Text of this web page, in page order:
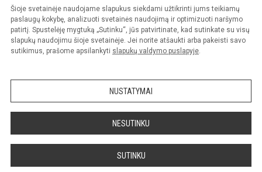
Šioje svetainėje naudojame slapukus siekdami užtikrinti jums teikiamų
paslaugų kokybę, analizuoti svetainės naudojimą ir optimizuoti naršymo
patirtį. Spustelėję mygtuką „Sutinku“, jūs patvirtinate, kad sutinkate su visų
slapukų naudojimu šioje svetainėje. Jei norite atšaukti arba pakeisti savo
sutikimus, prašome apsilankyti slapukų valdymo puslapyje.
NUSTATYMAI
NESUTINKU
SUTINKU
© 2023. Šiaulių Dainų progimnazija. Visos teisės saugomos.
Kopijuoti turinį be raštiško gimnazijos sutikimo griežtai draudžiama.
Prieinamumo paraiška Slapukų politika
Sumanus būdas atnaujinti